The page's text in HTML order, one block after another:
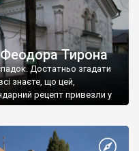
Тирона
Достатньо згадати
знаєте, що цей,
рецепт привезли у